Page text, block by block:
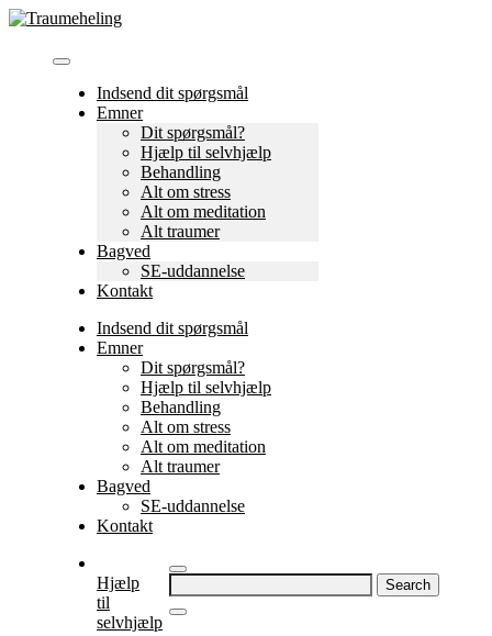
Skip
content
Indsend dit spørgsmål
Emner
Dit spørgsmål?
Hjælp til selvhjælp
Behandling
Alt om stress
Alt om meditation
Alt traumer
Bagved
SE-uddannelse
Kontakt
Indsend dit spørgsmål
Emner
Dit spørgsmål?
Hjælp til selvhjælp
Behandling
Alt om stress
Alt om meditation
Alt traumer
Bagved
SE-uddannelse
Kontakt
Search
for:
Hjælp
til
selvhjælp